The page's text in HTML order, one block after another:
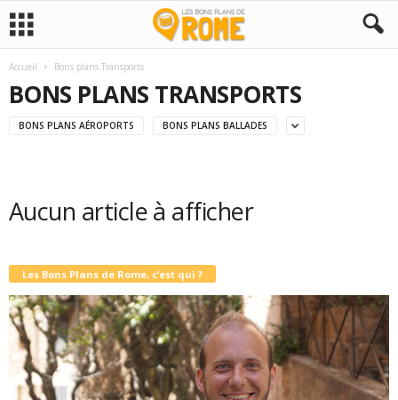
Accueil Bons plans Transports
BONS PLANS TRANSPORTS
BONS PLANS AÉROPORTS BONS PLANS BALLADES
Aucun article à afficher
Les Bons Plans de Rome, c’est qui ?